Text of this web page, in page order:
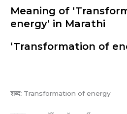
Meaning of
energy’ in Marathi
‘Transformation of
शब्द: Transformation of energy